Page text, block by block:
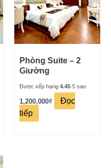
Phòng Suite – 2
Giường
Được xếp hạng 4.45 5 sao
1,200,000₫
Đọc
tiếp